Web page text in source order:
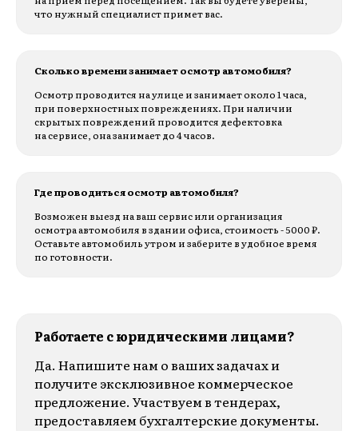
что нужный специалист примет вас.
Сколько времени занимает осмотр автомобиля?
Осмотр проводится на улице и занимает около 1 часа,
при поверхностных повреждениях. При наличии
скрытых повреждений проводится дефектовка
на сервисе, она занимает до 4 часов.
Где проводиться осмотр автомобиля?
Возможен выезд на ваш сервис или организация
осмотра автомобиля в здании офиса, стоимость - 5000 ₽.
Оставьте автомобиль утром и заберите в удобное время
по готовности.
Работаете с юридическими лицами?
Да. Напишите нам о ваших задачах и
получите эксклюзивное коммерческое
предложение. Участвуем в тендерах,
предоставляем бухгалтерские документы.